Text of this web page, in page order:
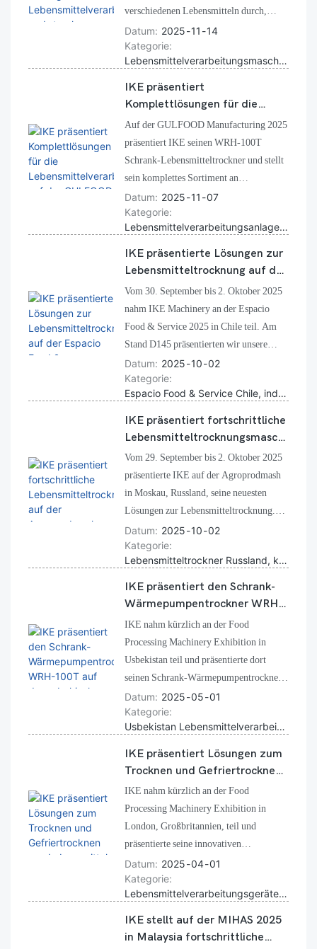
verschiedenen Lebensmitteln durch,
darunter Wurstwaren, Fisch, Äpfel,
Brokkoli, Rindfleisch, Hähnchen und
Chilischoten. Das Unternehmen stellte
außerdem sein komplettes Angebot an
industriellen Trocknungslösungen vor –
Lebensmittelverarbeitungslinien.
Datum 2025 11
14
Kategorie
Lebensmittelverarbeitungsmaschinen, FoodExpo Kazakhstan, IKE Maschinen
IKE präsentiert
Komplettlösungen für die
Lebensmittelverarbeitung auf
der GULFOOD Manufacturing
2025
Auf der GULFOOD Manufacturing 2025
präsentiert IKE seinen WRH-100T
Schrank-Lebensmitteltrockner und stellt
sein komplettes Sortiment an
Lebensmittelverarbeitungsanlagen vor,
darunter Wasch-, Schäl-,
Gefriertrocknungs- und
Verpackungsmaschinen. Besucher
können ihre eigenen Produkte für
Datum 2025 11
07
Kategorie
Lebensmittelverarbeitungsanlagen Dubai, GULFOOD Manufacturing, IKE Lebensmittelmaschinen
IKE präsentierte Lösungen zur
Lebensmitteltrocknung auf der
Espacio Food & Service 2025 in
Chile
Vom 30. September bis 2. Oktober 2025
nahm IKE Machinery an der Espacio
Food & Service 2025 in Chile teil. Am
Stand D145 präsentierten wir unsere
kommerziellen Lebensmitteltrockner,
demonstrierten Ergebnisse der
Lebensmitteltrocknung und freuten uns
über den Besuch unserer geschätzten
Kunden. Die Messe stärkte
Datum 2025 10 02
Kategorie
Espacio Food & Service Chile, industrieller Lebensmitteltrockner, Lösungen zum Trocknen von Lebensmitteln
IKE präsentiert fortschrittliche
Lebensmitteltrocknungsmaschi
nen auf der Agroprodmash
2025 in Moskau
Vom 29. September bis 2. Oktober 2025
präsentierte IKE auf der Agroprodmash
in Moskau, Russland, seine neuesten
Lösungen zur Lebensmitteltrocknung.
Auf der Messe präsentierten wir
kommerzielle Wärmepumpentrockner,
Gefriertrockner und komplette,
maßgeschneiderte
Lebensmittelverarbeitungslinien. Neben
lokalen Märkte.
Datum 2025 10 02
Kategorie
Lebensmitteltrockner Russland, kommerzieller Lebensmitteltrockner Moskau, Agroprodmash 2025
IKE präsentiert den Schrank-
Wärmepumpentrockner WRH-
100T auf der usbekischen
Lebensmittelverarbeitungsmas
chinenausstellung
IKE nahm kürzlich an der Food
Processing Machinery Exhibition in
Usbekistan teil und präsentierte dort
seinen Schrank-Wärmepumpentrockner
WRH-100T, das kompakteste und
meistverkaufte Modell des
Unternehmens. Dieser vielseitige
Trockner wurde für kleine und
experimentelle Lebensmittelverarbeiter
Datum 2025 05 01
Kategorie
Usbekistan Lebensmittelverarbeitung, Wärmepumpentrockner, Schranktrockner
IKE präsentiert Lösungen zum
Trocknen und Gefriertrocknen
von Lebensmitteln auf der
London Food Processing
Machinery Exhibition
IKE nahm kürzlich an der Food
Processing Machinery Exhibition in
London, Großbritannien, teil und
präsentierte seine innovativen
Lebensmitteltrocknungsmaschinen und
Gefriertrockner. Zu den vorgestellten
Produkten gehörten der Schrank-
Wärmepumpentrockner WRH-100T und
der Gefriertrockner FVD-H6, die für
Datum 2025 04 01
Kategorie
Lebensmittelverarbeitungsgeräte Europa, Londoner Ausstellung, Lebensmitteltrocknungsmaschine
IKE stellt auf der MIHAS 2025
in Malaysia fortschrittliche